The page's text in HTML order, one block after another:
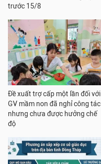
trước 15/8
Đề xuất trợ cấp một lần đối với
GV mầm non đã nghỉ công tác
nhưng chưa được hưởng chế
độ